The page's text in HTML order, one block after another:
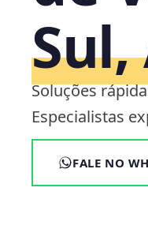
Sul,
Soluções
Especialistas
FALE NO